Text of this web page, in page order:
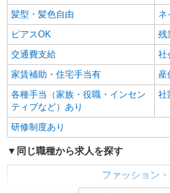
髪型・髪色自由
ネ
ピアスOK
残
交通費支給
社
家賃補助・住宅手当有
産
各種手当（家族・役職・インセン
ティブなど）あり
社
研修制度あり
同じ職種から求人を探す
ファッション